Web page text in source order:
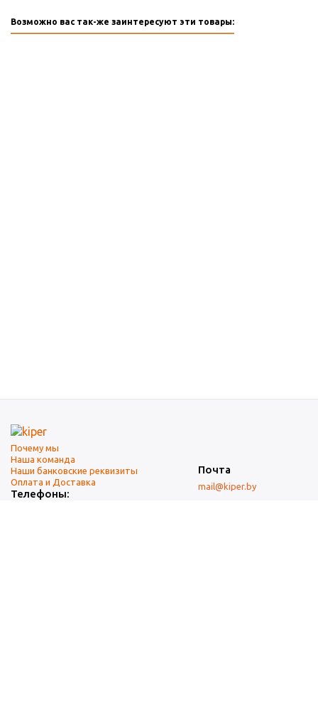
Возможно вас так-же заинтересуют эти товары:
Почему мы
Наша команда
Наши банковские реквизиты
Оплата и Доставка
Телефоны:
Почта
mail@kiper.by